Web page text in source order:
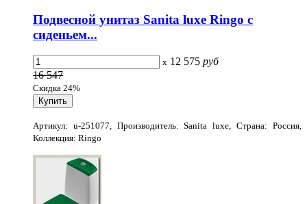
Подвесной унитаз Sanita luxe Ringo с
сиденьем...
x 12 575 руб
16 547
Скидка 24%
Артикул: u-251077, Производитель: Sanita luxe, Страна: Россия,
Коллекция: Ringo